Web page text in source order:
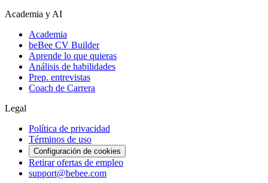
Academia y AI
Academia
beBee CV Builder
Aprende lo que quieras
Análisis de habilidades
Prep. entrevistas
Coach de Carrera
Legal
Política de privacidad
Términos de uso
Configuración de cookies
Retirar ofertas de empleo
support@bebee.com